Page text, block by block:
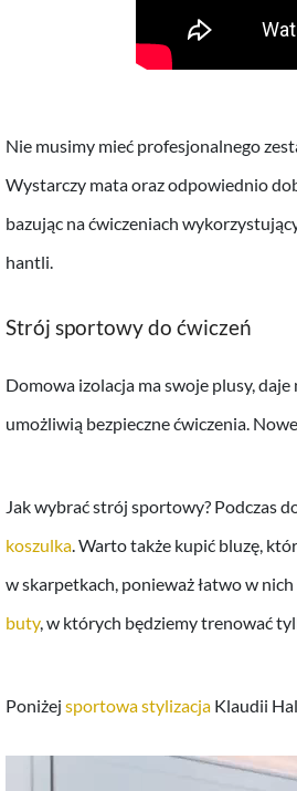
Nie musimy mieć profesjonalnego
Wystarczy mata oraz odpowiednio
bazując na ćwiczeniach
hantli.
Strój sportowy do ćwiczeń
Domowa izolacja ma swoje plusy,
umożliwią bezpieczne ćwiczenia.
Jak wybrać strój sportowy? Podczas
koszulka. Warto także kupić bluzę,
w skarpetkach, ponieważ łatwo w
buty, w których będziemy trenować
Poniżej sportowa stylizacja Klaudii